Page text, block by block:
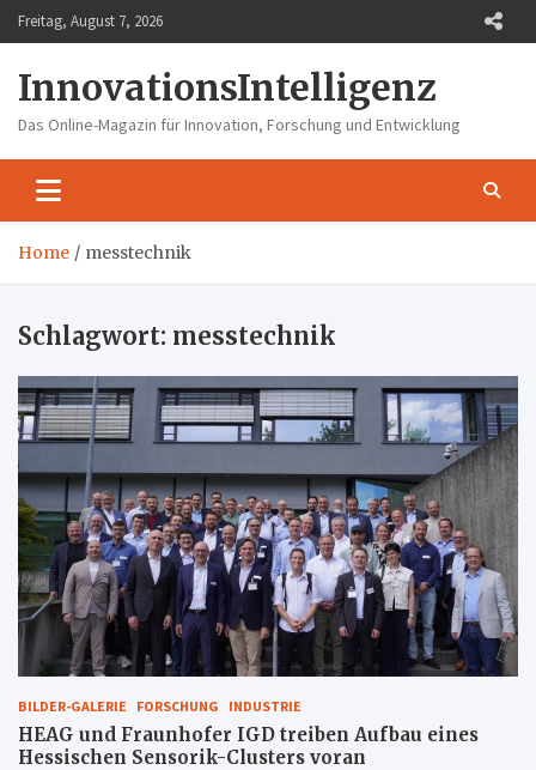
Skip
to
Freitag, August 7, 2026
InnovationsIntelligenz
Das Online-Magazin für Innovation, Forschung und Entwicklung
Home messtechnik
Schlagwort: messtechnik
BILDER-GALERIE FORSCHUNG INDUSTRIE
HEAG und Fraunhofer IGD treiben Aufbau eines
Hessischen Sensorik-Clusters voran